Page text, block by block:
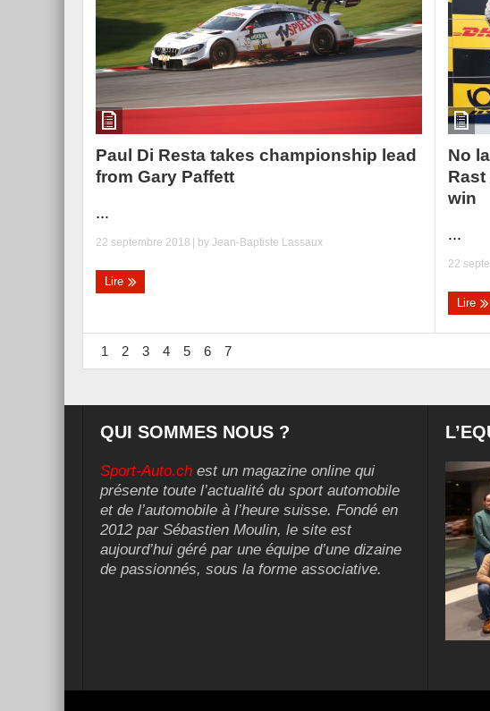
Paul Di Resta takes championship lead
from Gary Paffett
...
22 septembre 2018 | by Jean-Baptiste Lassaux
Lire
No
win
...
22
Lire
1 2 3 4 5 6 7
QUI SOMMES NOUS ?
Sport-Auto.ch est un magazine online qui
présente toute l’actualité du sport automobile
et de l’automobile à l’heure suisse. Fondé en
2012 par Sébastien Moulin, le site est
aujourd’hui géré par une équipe d’une dizaine
de passionnés, sous la forme associative.